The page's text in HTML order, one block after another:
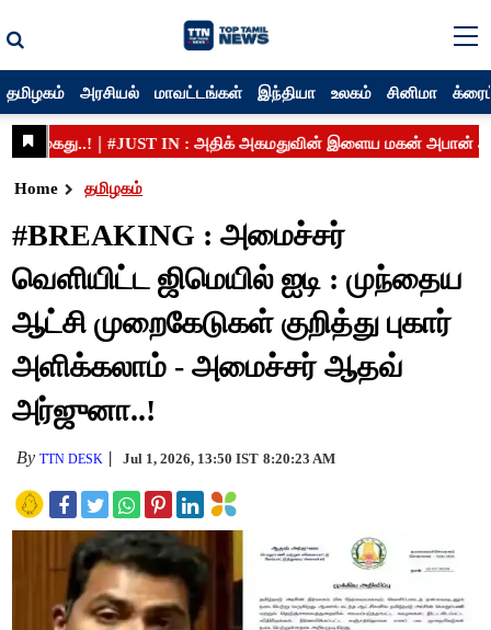
தமிழகம் அரசியல் மாவட்டங்கள் இந்தியா உலகம் சினிமா
Home தமிழகம்
#BREAKING : அமைச்சர்
வெளியிட்ட ஜிமெயில் ஐடி : முந்தைய
ஆட்சி முறைகேடுகள் குறித்து புகார்
அளிக்கலாம் - அமைச்சர் ஆதவ்
அர்ஜுனா..!
ByTTN DESK Jul 1, 2026, 13:50 IST 8:20:23 AM